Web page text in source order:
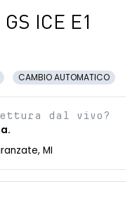
ICE E1
CAMBIO AUTOMATICO
dal vivo?
MI